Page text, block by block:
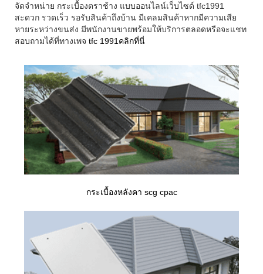
จัดจำหน่าย กระเบื้องตราช้าง แบบออนไลน์เว็บไซด์ tfc1991
สะดวก รวดเร็ว รอรับสินค้าถึงบ้าน มีเคลมสินค้าหากมีความเสีย
หายระหว่างขนส่ง มีพนักงานขายพร้อมให้บริการตลอดหรือจะแชท
สอบถามได้ที่ทางเพจ tfc 1991คลิกที่นี่
กระเบื้องหลังคา scg cpac